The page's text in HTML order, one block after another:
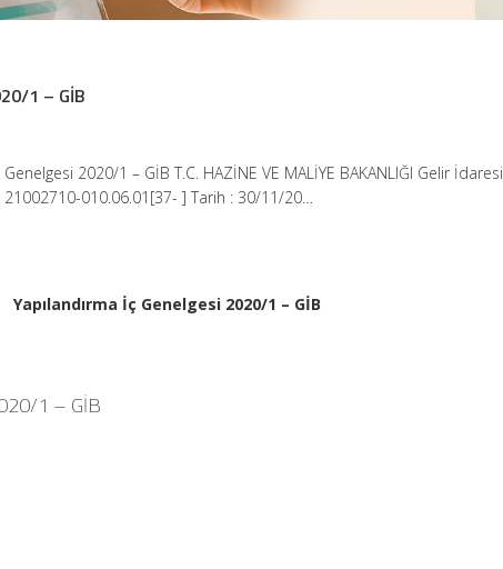
1 – GİB
Genelgesi 2020/1 – GİB T.C. HAZİNE VE MALİYE BAKANLIĞI Gelir İdaresi
: 21002710-010.06.01[37- ] Tarih : 30/11/20…
Yapılandırma İç Genelgesi 2020/1 – GİB
1 – GİB